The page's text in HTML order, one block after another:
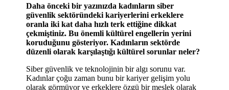
Daha önceki bir yazınızda kadınların siber
güvenlik sektöründeki kariyerlerini erkeklere
oranla iki kat daha hızlı terk ettiğine dikkat
çekmiştiniz. Bu önemli kültürel engellerin yerini
koruduğunu gösteriyor. Kadınların sektörde
düzenli olarak karşılaştığı kültürel sorunlar neler?
Siber güvenlik ve teknolojinin bir algı sorunu var.
Kadınlar çoğu zaman bunu bir kariyer gelişim yolu
olarak görmüyor ve erkeklere özgü bir meslek olarak